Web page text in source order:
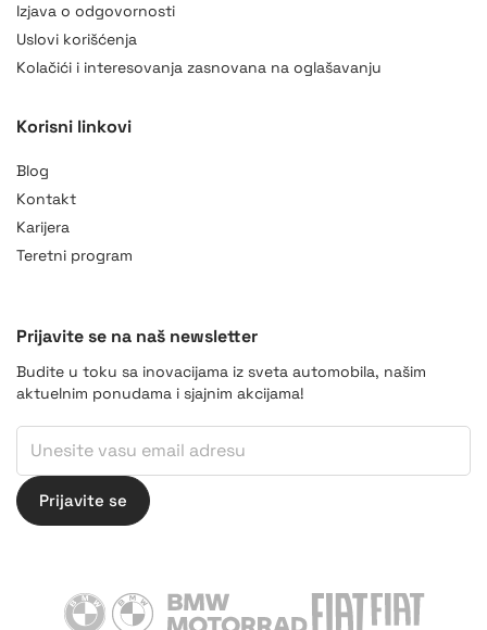
Izjava o odgovornosti
Uslovi korišćenja
Kolačići i interesovanja zasnovana na oglašavanju
Korisni linkovi
Blog
Kontakt
Karijera
Teretni program
Prijavite se na naš newsletter
Budite u toku sa inovacijama iz sveta automobila, našim
aktuelnim ponudama i sjajnim akcijama!
Email
*
Prijavite se
BMW BMW Motorrad Fiat Fiat